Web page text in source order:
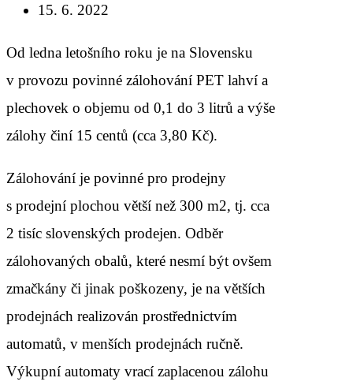
15. 6. 2022
Od ledna letošního roku je na Slovensku
v provozu povinné zálohování PET lahví a
plechovek o objemu od 0,1 do 3 litrů a výše
zálohy činí 15 centů (cca 3,80 Kč).
Zálohování je povinné pro prodejny
s prodejní plochou větší než 300 m2, tj. cca
2 tisíc slovenských prodejen. Odběr
zálohovaných obalů, které nesmí být ovšem
zmačkány či jinak poškozeny, je na větších
prodejnách realizován prostřednictvím
automatů, v menších prodejnách ručně.
Výkupní automaty vrací zaplacenou zálohu